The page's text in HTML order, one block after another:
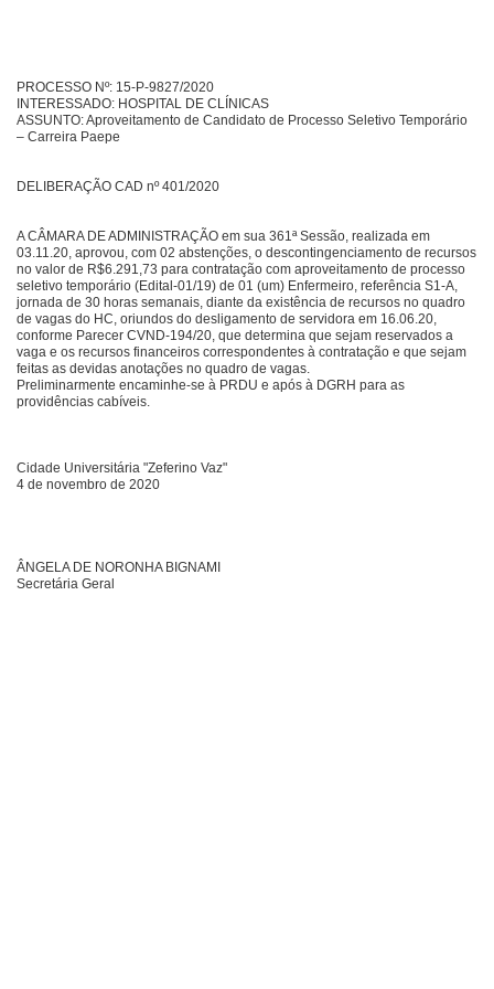
PROCESSO Nº: 15-P-9827/2020
INTERESSADO: HOSPITAL DE CLÍNICAS
ASSUNTO: Aproveitamento de Candidato de Processo Seletivo Temporário
– Carreira Paepe
DELIBERAÇÃO CAD nº 401/2020
A CÂMARA DE ADMINISTRAÇÃO em sua 361ª Sessão, realizada em
03.11.20, aprovou, com 02 abstenções, o descontingenciamento de recursos
no valor de R$6.291,73 para contratação com aproveitamento de processo
seletivo temporário (Edital-01/19) de 01 (um) Enfermeiro, referência S1-A,
jornada de 30 horas semanais, diante da existência de recursos no quadro
de vagas do HC, oriundos do desligamento de servidora em 16.06.20,
conforme Parecer CVND-194/20, que determina que sejam reservados a
vaga e os recursos financeiros correspondentes à contratação e que sejam
feitas as devidas anotações no quadro de vagas.
Preliminarmente encaminhe-se à PRDU e após à DGRH para as
providências cabíveis.
Cidade Universitária "Zeferino Vaz"
4 de novembro de 2020
ÂNGELA DE NORONHA BIGNAMI
Secretária Geral